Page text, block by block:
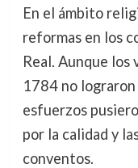
En el ámbito
reformas en los
Real. Aunque
1784 no
esfuerzos
por la calidad y
conventos.